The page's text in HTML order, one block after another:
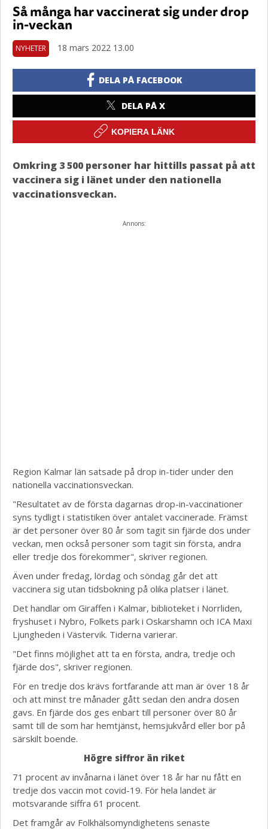
Så många har vaccinerat sig under drop
in-veckan
NYHETER 18 mars 2022 13.00
DELA PÅ FACEBOOK
DELA PÅ X
KOPIERA LÄNK
Omkring 3 500 personer har hittills passat på att
vaccinera sig i länet under den nationella
vaccinationsveckan.
Annons:
Region Kalmar län satsade på drop in-tider under den
nationella vaccinationsveckan.
"Resultatet av de första dagarnas drop-in-vaccinationer
syns tydligt i statistiken över antalet vaccinerade. Främst
är det personer över 80 år som tagit sin fjärde dos under
veckan, men också personer som tagit sin första, andra
eller tredje dos förekommer", skriver regionen.
Även under fredag, lördag och söndag går det att
vaccinera sig utan tidsbokning på olika platser i länet.
Det handlar om Giraffen i Kalmar, biblioteket i Norrliden,
fryshuset i Nybro, Folkets park i Oskarshamn och ICA Maxi
Ljungheden i Västervik. Tiderna varierar.
"Det finns möjlighet att ta en första, andra, tredje och
fjärde dos", skriver regionen.
För en tredje dos krävs fortfarande att man är över 18 år
och att minst tre månader gått sedan den andra dosen
gavs. En fjärde dos ges enbart till personer över 80 år
samt till de som har hemtjänst, hemsjukvård eller bor på
särskilt boende.
Högre siffror än riket
71 procent av invånarna i länet över 18 år har nu fått en
tredje dos vaccin mot covid-19. För hela landet är
motsvarande siffra 61 procent.
Det framgår av Folkhälsomyndighetens senaste